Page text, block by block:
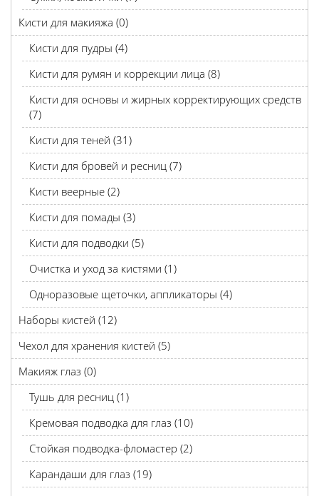
Кисти для макияжа (0)
Кисти для пудры (4)
Кисти для румян и коррекции лица (8)
Кисти для основы и жирных корректирующих средств
(7)
Кисти для теней (31)
Кисти для бровей и ресниц (7)
Кисти веерные (2)
Кисти для помады (3)
Кисти для подводки (5)
Очистка и уход за кистями (1)
Одноразовые щеточки, аппликаторы (4)
Наборы кистей (12)
Чехол для хранения кистей (5)
Макияж глаз (0)
Тушь для ресниц (1)
Кремовая подводка для глаз (10)
Стойкая подводка-фломастер (2)
Карандаши для глаз (19)